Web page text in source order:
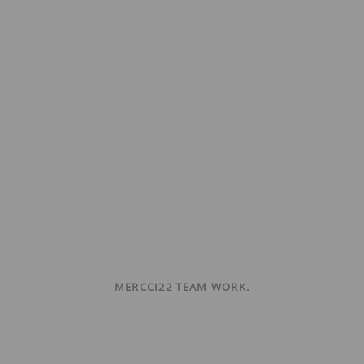
MERCCI22 TEAM WORK.